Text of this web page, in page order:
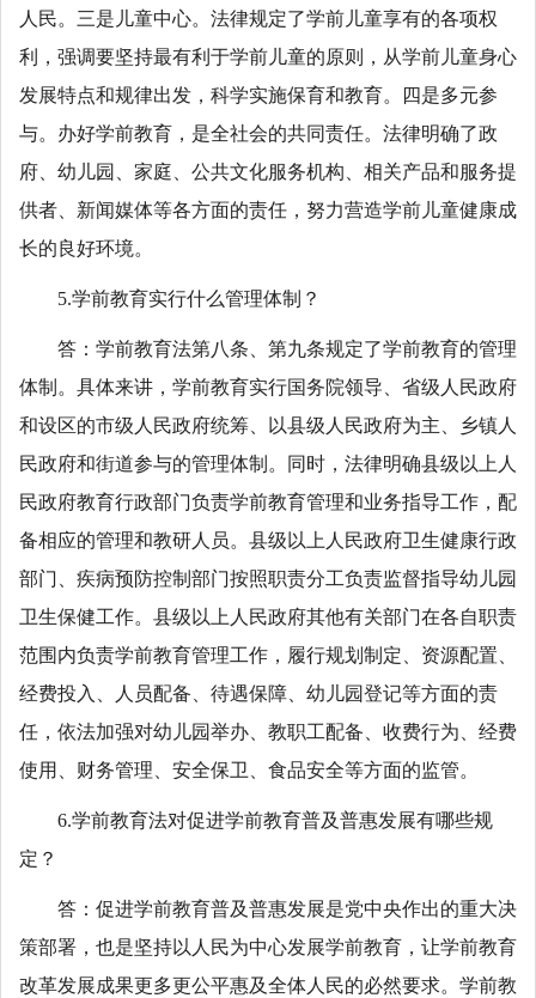
人民。三是儿童中心。法律规定了学前儿童享有的各项权
利，强调要坚持最有利于学前儿童的原则，从学前儿童身心
发展特点和规律出发，科学实施保育和教育。四是多元参
与。办好学前教育，是全社会的共同责任。法律明确了政
府、幼儿园、家庭、公共文化服务机构、相关产品和服务提
供者、新闻媒体等各方面的责任，努力营造学前儿童健康成
长的良好环境。
5.学前教育实行什么管理体制？
答：学前教育法第八条、第九条规定了学前教育的管理
体制。具体来讲，学前教育实行国务院领导、省级人民政府
和设区的市级人民政府统筹、以县级人民政府为主、乡镇人
民政府和街道参与的管理体制。同时，法律明确县级以上人
民政府教育行政部门负责学前教育管理和业务指导工作，配
备相应的管理和教研人员。县级以上人民政府卫生健康行政
部门、疾病预防控制部门按照职责分工负责监督指导幼儿园
卫生保健工作。县级以上人民政府其他有关部门在各自职责
范围内负责学前教育管理工作，履行规划制定、资源配置、
经费投入、人员配备、待遇保障、幼儿园登记等方面的责
任，依法加强对幼儿园举办、教职工配备、收费行为、经费
使用、财务管理、安全保卫、食品安全等方面的监管。
6.学前教育法对促进学前教育普及普惠发展有哪些规
定？
答：促进学前教育普及普惠发展是党中央作出的重大决
策部署，也是坚持以人民为中心发展学前教育，让学前教育
改革发展成果更多更公平惠及全体人民的必然要求。学前教